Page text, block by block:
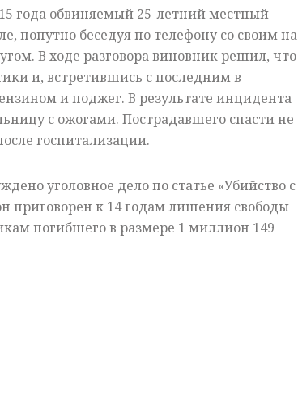
года обвиняемый 25-летний местный
попутно беседуя по телефону со своим на
В ходе разговора виновник решил, что
и, встретившись с последним в
и поджег. В результате инцидента
с ожогами. Пострадавшего спасти не
госпитализации.
уголовное дело по статье «Убийство с
приговорен к 14 годам лишения свободы
погибшего в размере 1 миллион 149